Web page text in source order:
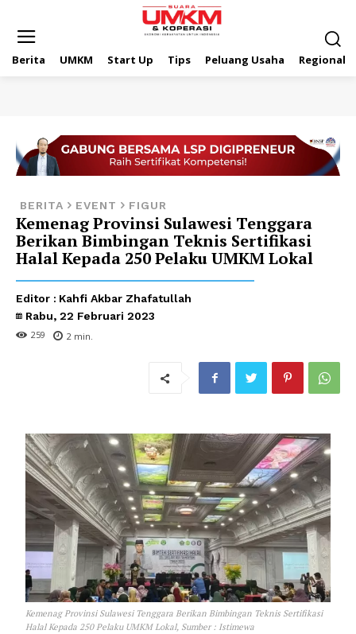
Berita UMKM Start Up Tips Peluang Usaha Regional
BERITA EVENT FIGUR
Kemenag Provinsi Sulawesi Tenggara
Berikan Bimbingan Teknis Sertifikasi
Halal Kepada 250 Pelaku UMKM Lokal
Editor : Kahfi Akbar Zhafatullah
Rabu, 22 Februari 2023
259 2 min.
Kemenag Provinsi Sulawesi Tenggara Berikan Bimbingan Teknis Sertifikasi
Halal Kepada 250 Pelaku UMKM Lokal, Sumber : Istimewa